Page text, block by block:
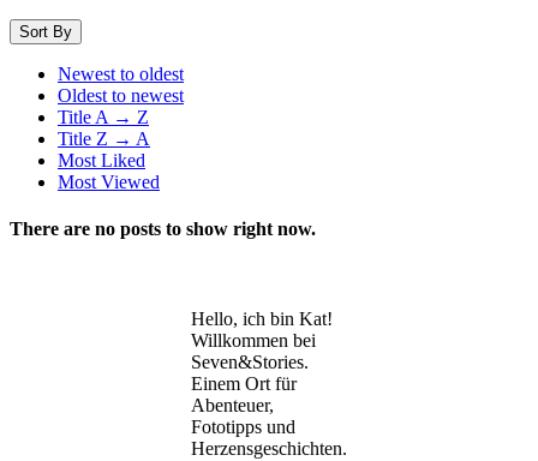
Sort By
Newest to oldest
Oldest to newest
Title A → Z
Title Z → A
Most Liked
Most Viewed
There are no posts to show right now.
Hello, ich bin Kat!
Willkommen bei
Seven&Stories.
Einem Ort für
Abenteuer,
Fototipps und
Herzensgeschichten.